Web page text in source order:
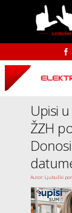
Upisi
ŽZH
Autor: Ljubuški